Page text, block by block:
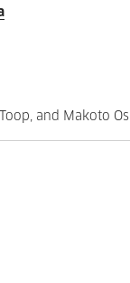
and Makoto